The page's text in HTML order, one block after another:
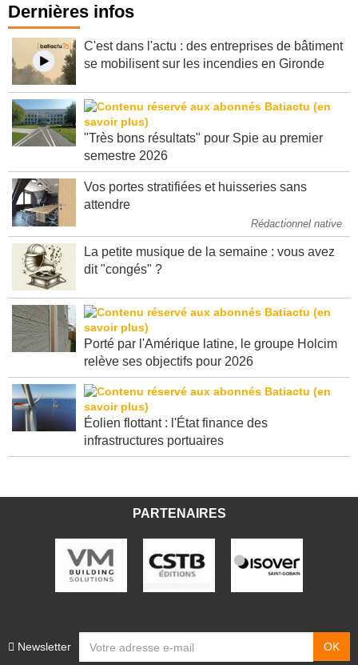
Dernières infos
C'est dans l'actu : des entreprises de bâtiment
se mobilisent sur les incendies en Gironde
"Très bons résultats" pour Spie au premier
semestre 2026
Vos portes stratifiées et huisseries sans
attendre
Rédactionnel native
La petite musique de la semaine : vous avez
dit "congés" ?
Porté par l'Amérique latine, le groupe Holcim
relève ses objectifs pour 2026
Éolien flottant : l'État finance des
infrastructures portuaires
PARTENAIRES
Newsletter